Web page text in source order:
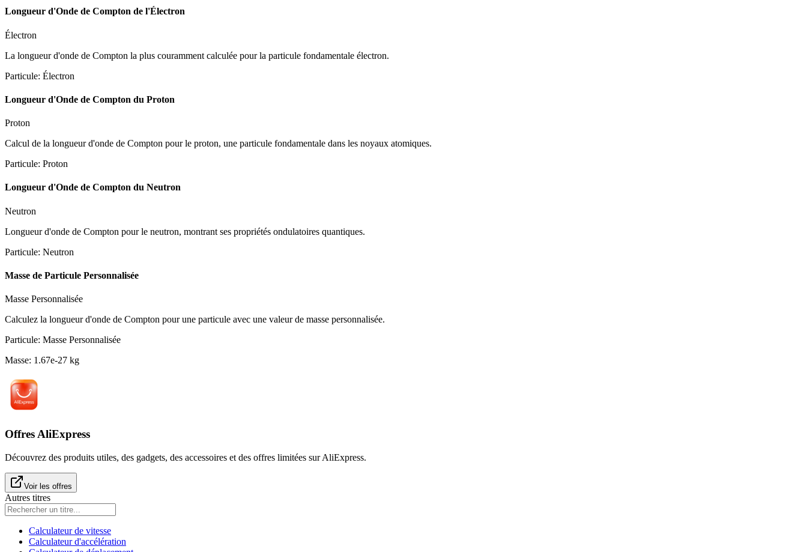
Longueur d'Onde de Compton de l'Électron
Électron
La longueur d'onde de Compton la plus couramment calculée pour la particule fondamentale électron.
Particule: Électron
Longueur d'Onde de Compton du Proton
Proton
Calcul de la longueur d'onde de Compton pour le proton, une particule fondamentale dans les noyaux atomiques.
Particule: Proton
Longueur d'Onde de Compton du Neutron
Neutron
Longueur d'onde de Compton pour le neutron, montrant ses propriétés ondulatoires quantiques.
Particule: Neutron
Masse de Particule Personnalisée
Masse Personnalisée
Calculez la longueur d'onde de Compton pour une particule avec une valeur de masse personnalisée.
Particule: Masse Personnalisée
Masse: 1.67e-27 kg
Offres AliExpress
Découvrez des produits utiles, des gadgets, des accessoires et des offres limitées sur AliExpress.
Voir les offres
Autres titres
Calculateur de vitesse
Calculateur d'accélération